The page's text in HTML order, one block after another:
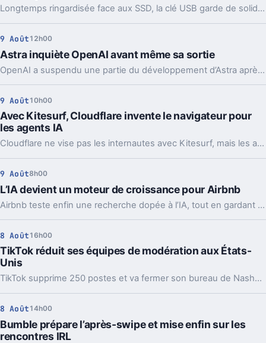
Longtemps ringardisée face aux SSD, la clé USB garde de solides arguments. Hausse des prix, usages concrets, ports USB-C, le match n’est pas fini.
9 Août 12h00
Astra inquiète OpenAI avant même sa sortie
OpenAI a suspendu une partie du développement d’Astra après une alerte interne. Le modèle aurait atteint un niveau jugé critique en cybersécurité.
9 Août 10h00
Avec Kitesurf, Cloudflare invente le navigateur pour
les agents IA
Cloudflare ne vise pas les internautes avec Kitesurf, mais les agents IA. Un pari technique qui dit beaucoup sur la prochaine bataille du web.
9 Août8h00
L’IA devient un moteur de croissance pour Airbnb
Airbnb teste enfin une recherche dopée à l’IA, tout en gardant son interface classique. En coulisses, la tech change déjà le rythme du produit.
8 Août 16h00
TikTok réduit ses équipes de modération aux États-
Unis
TikTok supprime 250 postes et va fermer son bureau de Nashville en octobre. Derrière cette coupe, on voit aussi la montée de l’IA dans la modération.
8 Août 14h00
Bumble prépare l’après-swipe et mise enfin sur les
rencontres IRL